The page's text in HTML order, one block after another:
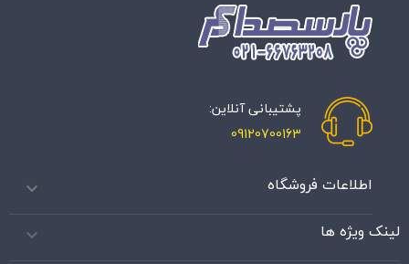
پشتیبانی آنلاین:
09120700163
اطلاعات فروشگاه 
لینک ویژه ها 